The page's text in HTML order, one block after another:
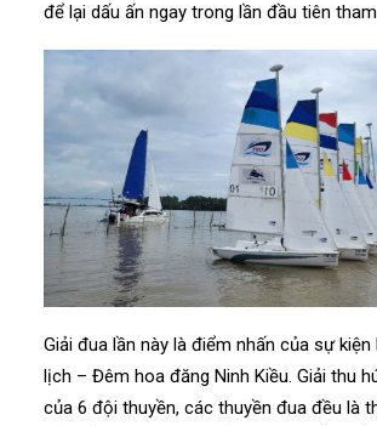
để lại dấu ấn ngay trong lần đầu tiên
Giải đua lần này là điểm nhấn của sự kiện
lịch – Đêm hoa đăng Ninh Kiều. Giải thu
của 6 đội thuyền, các thuyền đua đều là